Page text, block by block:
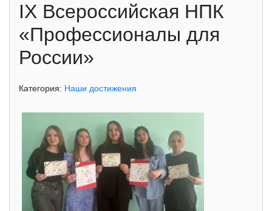
IX Всероссийская НПК
«Профессионалы для
России»
Категория: Наши достижения